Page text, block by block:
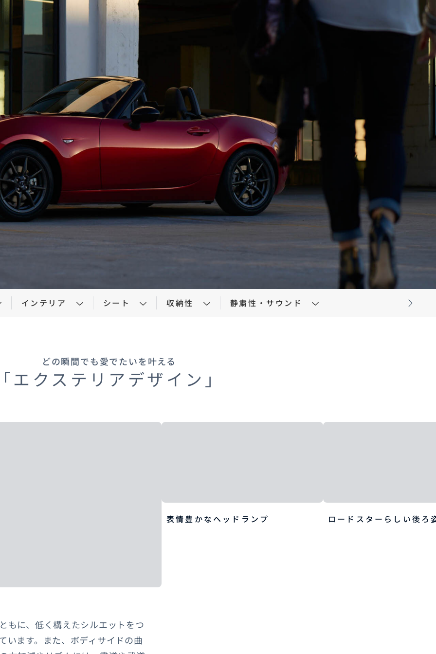
MX
パクトSUV
MAZDA2
¥1,720,400〜（消費税込）
MAZDA3 FASTBACK
コンパクト・スポーツ
¥2,365,000〜（消費税込）
ROADSTER
ーツ・オープン
〜（消費税込）
MAZDA ROADSTER
¥3,850,000〜（消費税込）
MAZDA CX
コンパクトSUV
¥2,704,900〜（消費税込）
談
CX-5モニター試乗体験
実施中​
ットプラン サポカーラインナップ エコカーラインナップ
コーティング
お客様
のある暮らし
マツダつくりたいラジ
オ
SPIRIT
（モーター
ツ）
RACING ROADSTER
MAZDA DRIVING
ACADEMY
証 カーケア・修理
引越しのとき 万が一の時は 法規情報
インテリア シート 収納性 静粛性・サウンド
どの瞬間でも愛でたいを叶える
エクステリアデザイン」
もに、低く構えたシルエットをつ
います。また、ボディサイドの曲
表情豊かなヘッドランプ ロードスターらしい後ろ